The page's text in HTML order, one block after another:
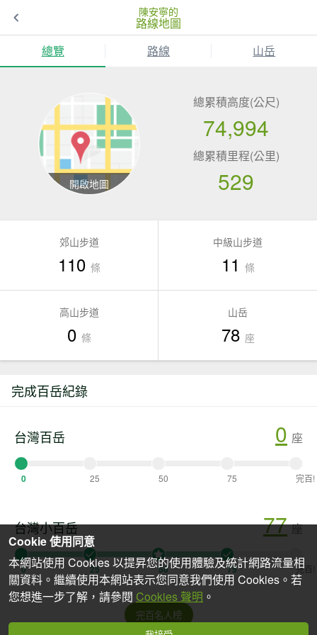
陳安寧的
路線地圖
總覽
路線 山岳
總累積高度(公尺)
74,994
總累積里程(公里)
529
郊山步道
110 條
中級山步道
11 條
高山步道
0 條
山岳
78 座
完成百岳紀錄
台灣百岳 0 座
0 25 50 75 完百!
台灣小百岳 77 座
0 25 50 75 完百!
完百名人榜
Cookie 使用同意
本網站使用 Cookies 以提昇您的使用體驗及統計網路流量相
關資料。繼續使用本網站表示您同意我們使用 Cookies。若
您想進一步了解，請參閱 Cookies 聲明 。